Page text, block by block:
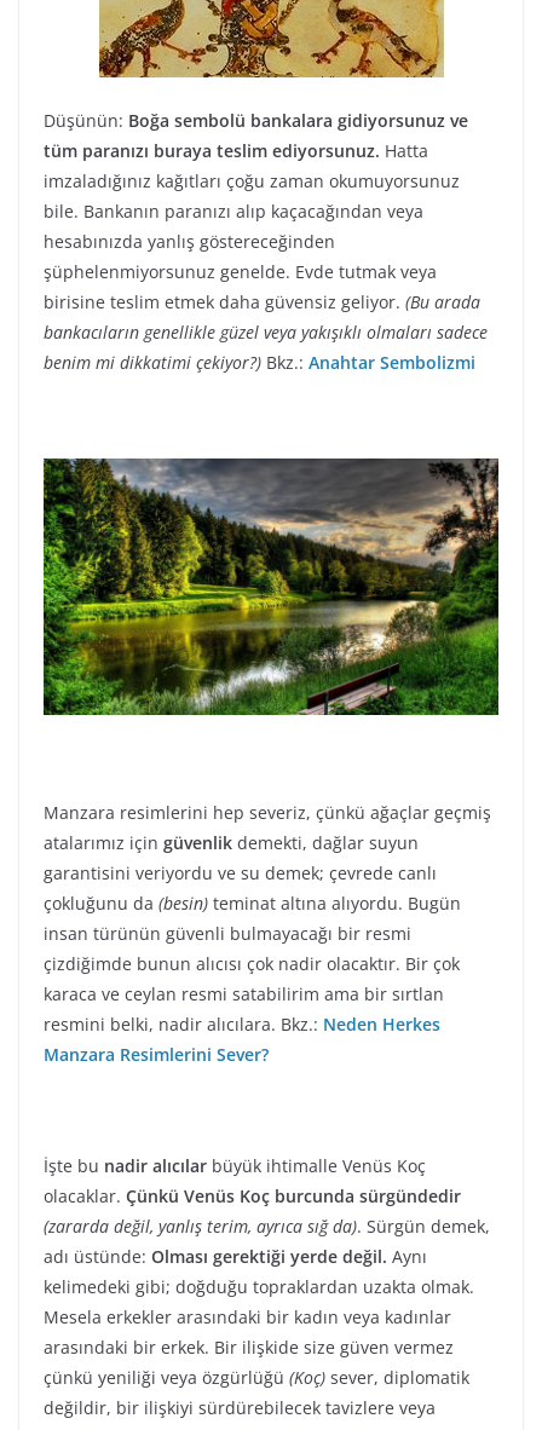
Düşünün: Boğa sembolü bankalara gidiyorsunuz ve
tüm paranızı buraya teslim ediyorsunuz. Hatta
imzaladığınız kağıtları çoğu zaman okumuyorsunuz
bile. Bankanın paranızı alıp kaçacağından veya
hesabınızda yanlış göstereceğinden
şüphelenmiyorsunuz genelde. Evde tutmak veya
birisine teslim etmek daha güvensiz geliyor. (Bu arada
bankacıların genellikle güzel veya yakışıklı olmaları sadece
benim mi dikkatimi çekiyor?) Bkz.: Anahtar Sembolizmi
Manzara resimlerini hep severiz, çünkü ağaçlar geçmiş
atalarımız için güvenlik demekti, dağlar suyun
garantisini veriyordu ve su demek; çevrede canlı
çokluğunu da (besin) teminat altına alıyordu. Bugün
insan türünün güvenli bulmayacağı bir resmi
çizdiğimde bunun alıcısı çok nadir olacaktır. Bir çok
karaca ve ceylan resmi satabilirim ama bir sırtlan
resmini belki, nadir alıcılara. Bkz.: Neden Herkes
Manzara Resimlerini Sever?
İşte bu nadir alıcılar büyük ihtimalle Venüs Koç
olacaklar. Çünkü Venüs Koç burcunda sürgündedir
(zararda değil, yanlış terim, ayrıca sığ da). Sürgün demek,
adı üstünde: Olması gerektiği yerde değil. Aynı
kelimedeki gibi; doğduğu topraklardan uzakta olmak.
Mesela erkekler arasındaki bir kadın veya kadınlar
arasındaki bir erkek. Bir ilişkide size güven vermez
çünkü yeniliği veya özgürlüğü (Koç) sever, diplomatik
değildir, bir ilişkiyi sürdürebilecek tavizlere veya